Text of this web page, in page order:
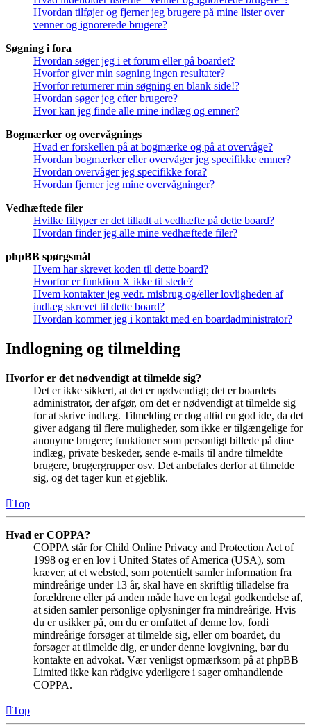
Hvordan tilføjer og fjerner jeg brugere på mine lister over
venner og ignorerede brugere?
Søgning i fora
Hvordan søger jeg i et forum eller på boardet?
Hvorfor giver min søgning ingen resultater?
Hvorfor returnerer min søgning en blank side!?
Hvordan søger jeg efter brugere?
Hvor kan jeg finde alle mine indlæg og emner?
Bogmærker og overvågnings
Hvad er forskellen på at bogmærke og på at overvåge?
Hvordan bogmærker eller overvåger jeg specifikke emner?
Hvordan overvåger jeg specifikke fora?
Hvordan fjerner jeg mine overvågninger?
Vedhæftede filer
Hvilke filtyper er det tilladt at vedhæfte på dette board?
Hvordan finder jeg alle mine vedhæftede filer?
phpBB spørgsmål
Hvem har skrevet koden til dette board?
Hvorfor er funktion X ikke til stede?
Hvem kontakter jeg vedr. misbrug og/eller lovligheden af
indlæg skrevet til dette board?
Hvordan kommer jeg i kontakt med en boardadministrator?
Indlogning og tilmelding
Hvorfor er det nødvendigt at tilmelde sig?
Det er ikke sikkert, at det er nødvendigt; det er boardets
administrator, der afgør, om det er nødvendigt at tilmelde sig
for at skrive indlæg. Tilmelding er dog altid en god ide, da det
giver adgang til flere muligheder, som ikke er tilgængelige for
anonyme brugere; funktioner som personligt billede på dine
indlæg, private beskeder, sende e-mails til andre tilmeldte
brugere, brugergrupper osv. Det anbefales derfor at tilmelde
sig, og det tager kun et øjeblik.
Top
Hvad er COPPA?
COPPA står for Child Online Privacy and Protection Act of
1998 og er en lov i United States of America (USA), som
kræver, at et websted, som potentielt samler information fra
mindreårige under 13 år, skal have en skriftlig tilladelse fra
forældrene eller på anden måde have en legal godkendelse af,
at siden samler personlige oplysninger fra mindreårige. Hvis
du er usikker på, om du er omfattet af denne lov, fordi
mindreårige forsøger at tilmelde sig, eller om boardet, du
forsøger at tilmelde dig, er under denne lovgivning, bør du
kontakte en advokat. Vær venligst opmærksom på at phpBB
Limited ikke kan rådgive yderligere i sager omhandlende
COPPA.
Top